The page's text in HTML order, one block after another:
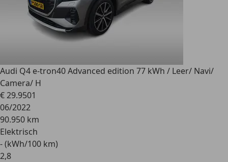
Audi Q4 e-tron40 Advanced edition 77 kWh / Leer/ Navi/
Camera/ H
€ 29.9501
06/2022
90.950 km
Elektrisch
- (kWh/100 km)
2,8